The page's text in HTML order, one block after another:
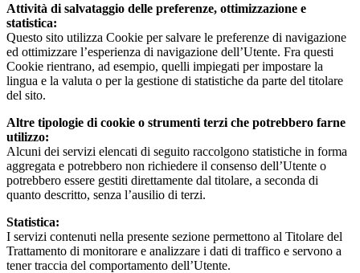
Attività di salvataggio delle preferenze, ottimizzazione e
statistica:
Questo sito utilizza Cookie per salvare le preferenze di navigazione
ed ottimizzare l’esperienza di navigazione dell’Utente. Fra questi
Cookie rientrano, ad esempio, quelli impiegati per impostare la
lingua e la valuta o per la gestione di statistiche da parte del titolare
del sito.
Altre tipologie di cookie o strumenti terzi che potrebbero farne
utilizzo:
Alcuni dei servizi elencati di seguito raccolgono statistiche in forma
aggregata e potrebbero non richiedere il consenso dell’Utente o
potrebbero essere gestiti direttamente dal titolare, a seconda di
quanto descritto, senza l’ausilio di terzi.
Statistica:
I servizi contenuti nella presente sezione permettono al Titolare del
Trattamento di monitorare e analizzare i dati di traffico e servono a
tener traccia del comportamento dell’Utente.